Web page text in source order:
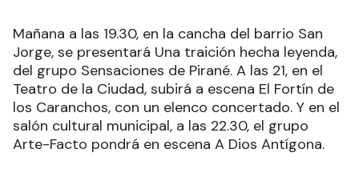
Mañana a las 19.30, en la cancha del barrio San
Jorge, se presentará Una traición hecha leyenda,
del grupo Sensaciones de Pirané. A las 21, en el
Teatro de la Ciudad, subirá a escena El Fortín de
los Caranchos, con un elenco concertado. Y en el
salón cultural municipal, a las 22.30, el grupo
Arte-Facto pondrá en escena A Dios Antígona.